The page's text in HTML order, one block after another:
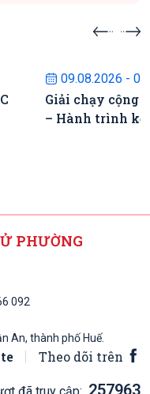
09.08.2026 -
Giải chạy cộng
– Hành trình
PHƯỜNG
092
An, thành phố Huế.
Theo dõi trên
257963